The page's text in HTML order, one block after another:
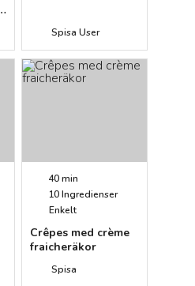
Spisa User
40 min
10Ingredienser
Enkelt
Crêpes med crème
fraicheräkor
Spisa